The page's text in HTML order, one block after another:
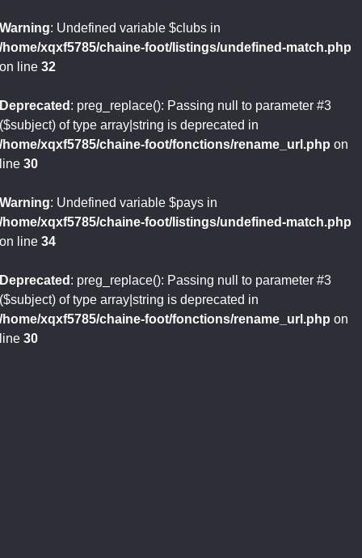
Warning: Undefined variable $clubs in
/home/xqxf5785/chaine-foot/listings/undefined-match.php
on line 32
Deprecated : preg_replace(): Passing null to parameter #3
($subject) of type array|string is deprecated in
/home/xqxf5785/chaine-foot/fonctions/rename_url.php on
line 30
Warning: Undefined variable $pays in
/home/xqxf5785/chaine-foot/listings/undefined-match.php
on line 34
Deprecated : preg_replace(): Passing null to parameter #3
($subject) of type array|string is deprecated in
/home/xqxf5785/chaine-foot/fonctions/rename_url.php on
line 30